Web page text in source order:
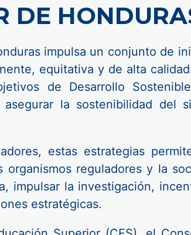
DE
impulsa un conjunto de
equitativa y de alta
de Desarrollo
la sostenibilidad del
estas estrategias
reguladores y la
impulsar la investigación,
estratégicas.